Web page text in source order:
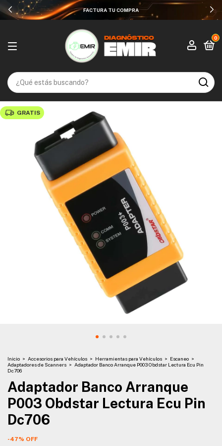
HASTA 12 MESES SIN INTERESES
0
GRATIS
Inicio > Accesorios para Vehículos > Herramientas para Vehículos > Escaneo >
Adaptadores de Scanners > Adaptador Banco Arranque P003 Obdstar Lectura Ecu Pin
Dc706
Adaptador Banco Arranque
P003 Obdstar Lectura Ecu Pin
Dc706
-47% OFF